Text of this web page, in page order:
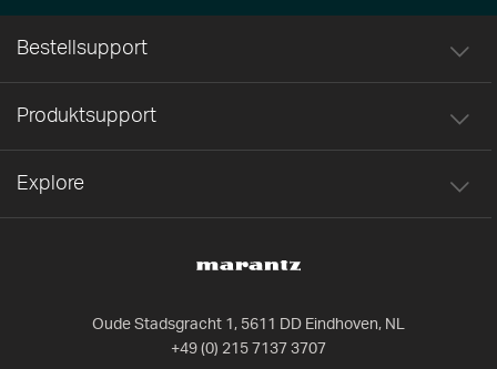
Oude Stadsgracht 1, 5611 DD Eindhoven, NL
+49 (0) 215 7137 3707
Bestellsupport
Produktsupport
Explore